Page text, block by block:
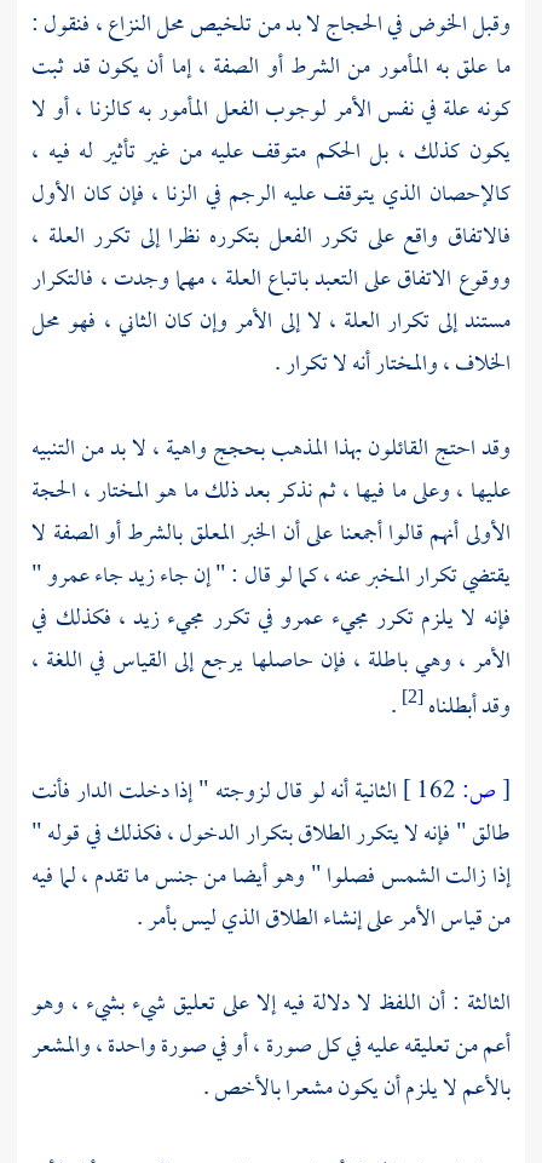
وقبل الخوض في الحجاج لا بد من تلخيص محل النزاع ، فنقول :
ما علق به المأمور من الشرط أو الصفة ، إما أن يكون قد ثبت
كونه علة في نفس الأمر لوجوب الفعل المأمور به كالزنا ، أو لا
يكون كذلك ، بل الحكم متوقف عليه من غير تأثير له فيه ،
كالإحصان الذي يتوقف عليه الرجم في الزنا ، فإن كان الأول
فالاتفاق واقع على تكرر الفعل بتكرره نظرا إلى تكرر العلة ،
ووقوع الاتفاق على التعبد باتباع العلة ، مهما وجدت ، فالتكرار
مستند إلى تكرار العلة ، لا إلى الأمر وإن كان الثاني ، فهو محل
الخلاف ، والمختار أنه لا تكرار .
وقد احتج القائلون بهذا المذهب بحجج واهية ، لا بد من التنبيه
عليها ، وعلى ما فيها ، ثم نذكر بعد ذلك ما هو المختار ، الحجة
الأولى أنهم قالوا أجمعنا على أن الخبر المعلق بالشرط أو الصفة لا
يقتضي تكرار المخبر عنه ، كما لو قال : " إن جاء زيد جاء عمرو "
فإنه لا يلزم تكرر مجيء عمرو في تكرر مجيء زيد ، فكذلك في
الأمر ، وهي باطلة ، فإن حاصلها يرجع إلى القياس في اللغة ،
وقد أبطلناه[2]
.
[ص:
الثانية أنه لو قال لزوجته " إذا دخلت الدار فأنت
طالق " فإنه لا يتكرر الطلاق بتكرار الدخول ، فكذلك في قوله "
إذا زالت الشمس فصلوا " وهو أيضا من جنس ما تقدم ، لما فيه
من قياس الأمر على إنشاء الطلاق الذي ليس بأمر .
الثالثة : أن اللفظ لا دلالة فيه إلا على تعليق شيء بشيء ، وهو
أعم من تعليقه عليه في كل صورة ، أو في صورة واحدة ، والمشعر
بالأعم لا يلزم أن يكون مشعرا بالأخص .